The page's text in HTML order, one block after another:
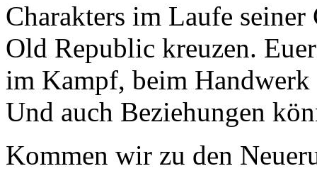
Charakters im Laufe
Old Republic kreuzen.
im Kampf, beim
Und auch Beziehungen
Kommen wir zu den